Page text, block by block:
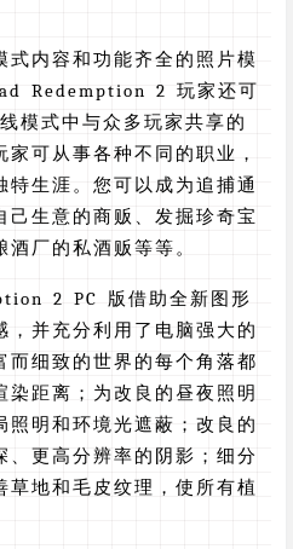
内容和功能齐全的照片模
Redemption 2 玩家还可
模式中与众多玩家共享的
可从事各种不同的职业，
生涯。您可以成为追捕通
己生意的商贩、发掘珍奇宝
厂的私酒贩等等。
2 PC 版借助全新图形
，并充分利用了电脑强大的
而细致的世界的每个角落都
染距离；为改良的昼夜照明
照明和环境光遮蔽；改良的
、更高分辨率的阴影；细分
草地和毛皮纹理，使所有植